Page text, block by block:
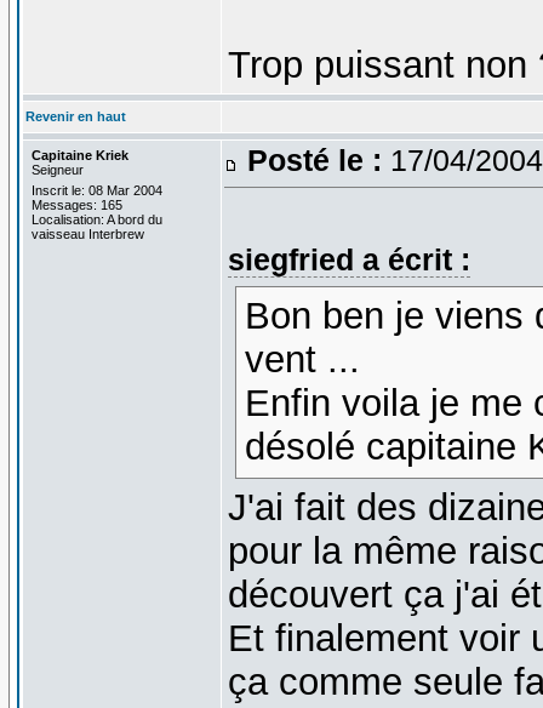
Trop puissant
Revenir en haut
Capitaine Kriek
Seigneur
Inscrit le: 08 Mar 2004
Messages: 165
Localisation: A bord du
vaisseau Interbrew
Posté le : 17/04/
siegfried a écrit :
Bon ben je viens
vent ...
Enfin voila je me
désolé capitaine
J'ai fait des
pour la même
découvert ça j'ai
Et finalement voir
ça comme seule